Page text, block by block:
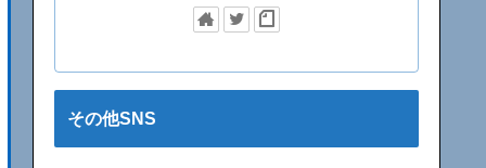
その他SNS